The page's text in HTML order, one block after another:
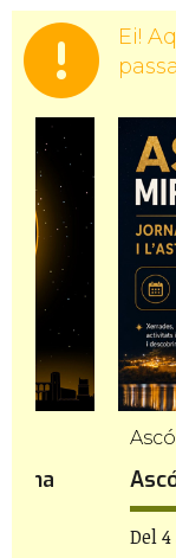
Ei!
Una
Ascó
Del